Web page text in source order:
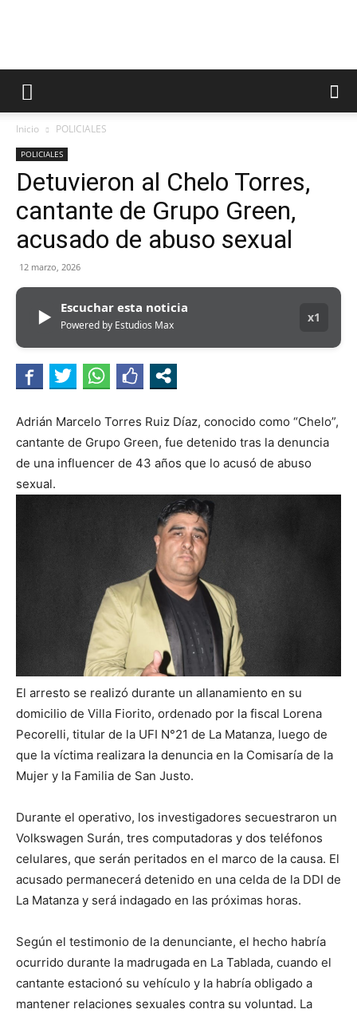
Inicio POLICIALES
POLICIALES
Detuvieron al Chelo Torres,
cantante de Grupo Green,
acusado de abuso sexual
12 marzo, 2026
▶ Escuchar esta noticia
Powered by Estudios Max
x1
Adrián Marcelo Torres Ruiz Díaz, conocido como “Chelo”,
cantante de Grupo Green, fue detenido tras la denuncia
de una influencer de 43 años que lo acusó de abuso
sexual.
El arresto se realizó durante un allanamiento en su
domicilio de Villa Fiorito, ordenado por la fiscal Lorena
Pecorelli, titular de la UFI N°21 de La Matanza, luego de
que la víctima realizara la denuncia en la Comisaría de la
Mujer y la Familia de San Justo.
Durante el operativo, los investigadores secuestraron un
Volkswagen Surán, tres computadoras y dos teléfonos
celulares, que serán peritados en el marco de la causa. El
acusado permanecerá detenido en una celda de la DDI de
La Matanza y será indagado en las próximas horas.
Según el testimonio de la denunciante, el hecho habría
ocurrido durante la madrugada en La Tablada, cuando el
cantante estacionó su vehículo y la habría obligado a
mantener relaciones sexuales contra su voluntad. La